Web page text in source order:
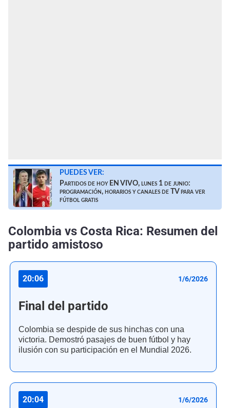
PUEDES VER:
Partidos de hoy EN VIVO, lunes 1 de junio:
programación, horarios y canales de TV para ver
fútbol gratis
Colombia vs Costa Rica: Resumen del
partido amistoso
20:06 1/6/2026
Final del partido
Colombia se despide de sus hinchas con una
victoria. Demostró pasajes de buen fútbol y hay
ilusión con su participación en el Mundial 2026.
20:04 1/6/2026